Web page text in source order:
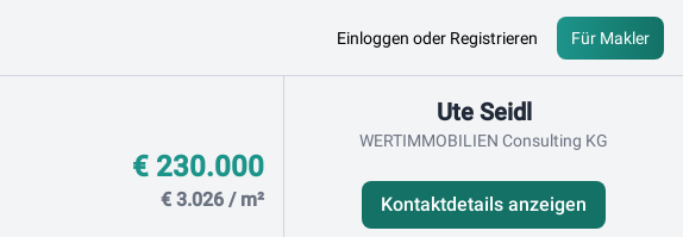
Einloggen oder Registrieren Für Makler
€ 230.000
€ 3.026 / m²
Ute Seidl
WERTIMMOBILIEN Consulting KG
Kontaktdetails anzeigen